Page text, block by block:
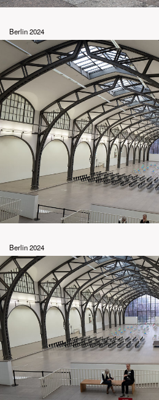
Berlin 2024
Berlin 2024